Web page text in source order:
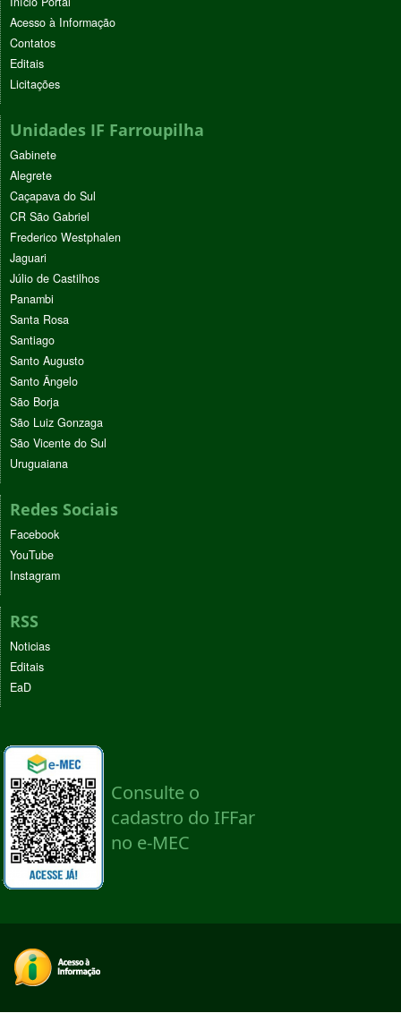
Acesso à Informação
Contatos
Editais
Licitações
Unidades IF Farroupilha
Gabinete
Alegrete
Caçapava do Sul
CR São Gabriel
Frederico Westphalen
Jaguari
Júlio de Castilhos
Panambi
Santa Rosa
Santiago
Santo Augusto
Santo Ângelo
São Borja
São Luiz Gonzaga
São Vicente do Sul
Uruguaiana
Redes Sociais
Facebook
YouTube
Instagram
RSS
Noticias
Editais
EaD